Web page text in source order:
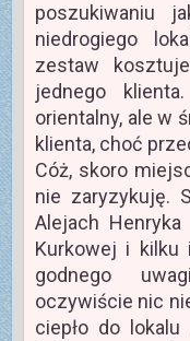
poszukiwaniu
niedrogiego
zestaw
jednego
orientalny, ale w
klienta, choć
Cóż, skoro
nie zaryzykuję.
Alejach Henryka
Kurkowej i kilku
godnego
oczywiście nic
ciepło do lokalu